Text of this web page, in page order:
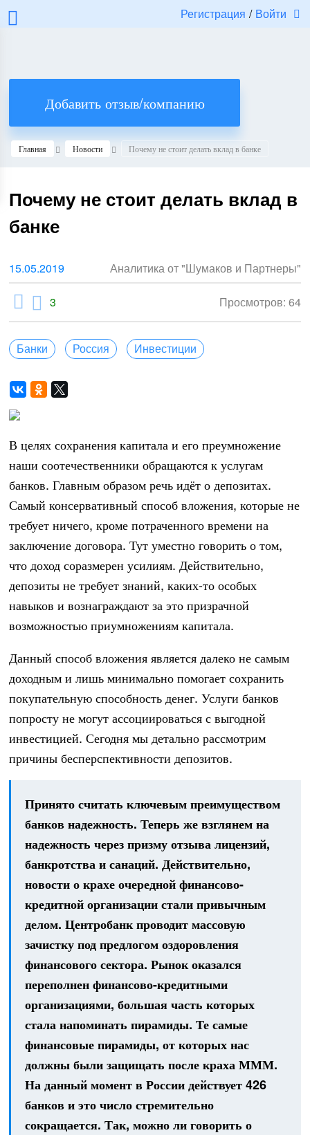
Регистрация / Войти
Добавить отзыв/компанию
Главная Новости Почему не стоит делать вклад в банке
Почему не стоит делать вклад в
банке
15.05.2019 Аналитика от "Шумаков и Партнеры"
3 Просмотров: 64
Банки Россия Инвестиции
В целях сохранения капитала и его преумножение
наши соотечественники обращаются к услугам
банков. Главным образом речь идёт о депозитах.
Самый консервативный способ вложения, которые не
требует ничего, кроме потраченного времени на
заключение договора. Тут уместно говорить о том,
что доход соразмерен усилиям. Действительно,
депозиты не требует знаний, каких-то особых
навыков и вознаграждают за это призрачной
возможностью приумножениям капитала.
Данный способ вложения является далеко не самым
доходным и лишь минимально помогает сохранить
покупательную способность денег. Услуги банков
попросту не могут ассоциироваться с выгодной
инвестицией. Сегодня мы детально рассмотрим
причины бесперспективности депозитов.
Принято считать ключевым преимуществом
банков надежность. Теперь же взглянем на
надежность через призму отзыва лицензий,
банкротства и санаций. Действительно,
новости о крахе очередной финансово-
кредитной организации стали привычным
делом. Центробанк проводит массовую
зачистку под предлогом оздоровления
финансового сектора. Рынок оказался
переполнен финансово-кредитными
организациями, большая часть которых
стала напоминать пирамиды. Те самые
финансовые пирамиды, от которых нас
должны были защищать после краха МММ.
На данный момент в России действует 426
банков и это число стремительно
сокращается. Так, можно ли говорить о